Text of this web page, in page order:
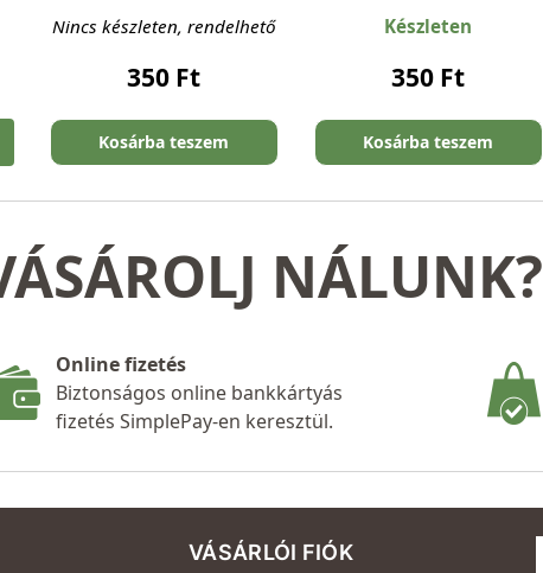
Nincs készleten, rendelhető
350 Ft
Kosárba teszem
Készleten
350 Ft
Kosárba teszem
NÁLUNK?
Online fizetés
Biztonságos online bankkártyás
fizetés SimplePay-en keresztül.
VÁSÁRLÓI FIÓK